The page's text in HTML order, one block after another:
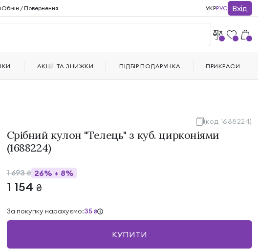
(код 1688224)
Срібний кулон "Телець" з куб. цирконіями
(1688224)
1 693₴ 26% + 8%
1 154 ₴
За покупку нарахуємо:35 ₴
КУПИТИ
Обмін / Повернення УКРРУС Вхід
АКЦІЇ ТА ЗНИЖКИ ПІДБІР ПОДАРУНКА ПРИКРАСИ